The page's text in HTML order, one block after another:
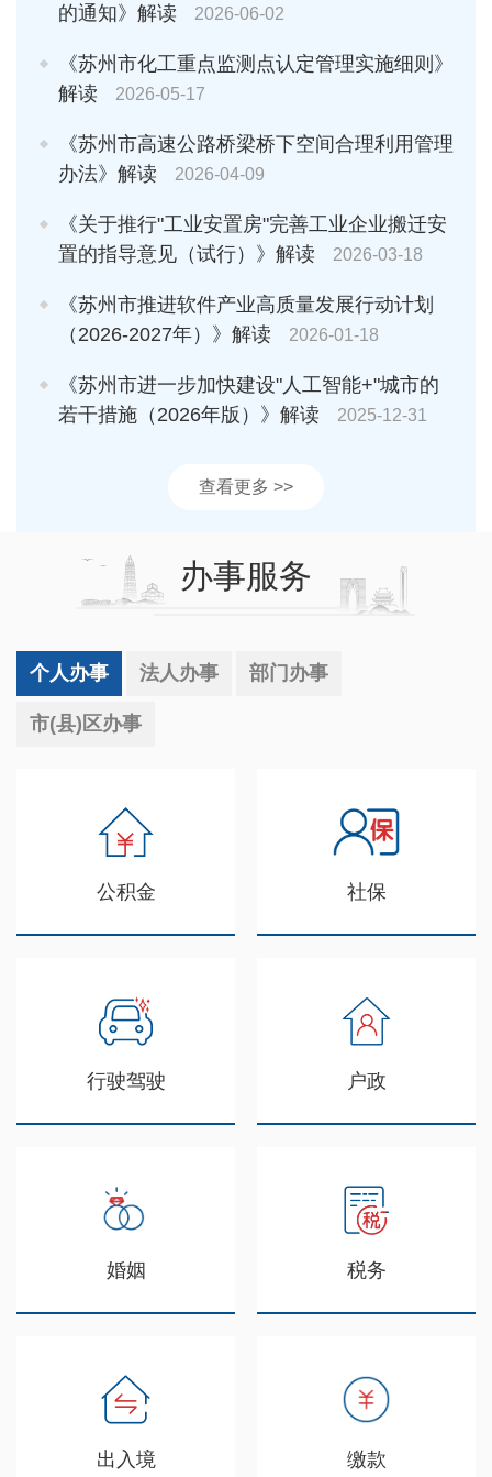
的通知》解读
2026-06-02
《苏州市化工重点监测点认定管理实施细则》
解读
2026-05-17
《苏州市高速公路桥梁桥下空间合理利用管理
办法》解读
2026-04-09
《关于推行"工业安置房"完善工业企业搬迁安
置的指导意见（试行）》解读
2026-03-18
《苏州市推进软件产业高质量发展行动计划
（2026-2027年）》解读
2026-01-18
《苏州市进一步加快建设"人工智能+"城市的
若干措施（2026年版）》解读
2025-12-31
查看更多 >>
办事服务
个人办事 法人办事 部门办事
市(县)区办事
公积金 社保
行驶驾驶 户政
婚姻 税务
出入境 缴款